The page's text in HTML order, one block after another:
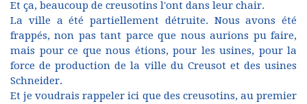
Et ça, beaucoup de creusotins l'ont dans leur chair.
La ville a été partiellement détruite. Nous avons été
frappés, non pas tant parce que nous aurions pu faire,
mais pour ce que nous étions, pour les usines, pour la
force de production de la ville du Creusot et des usines
Schneider.
Et je voudrais rappeler ici que des creusotins, au premier